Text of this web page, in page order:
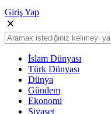
Giriş Yap
İslam Dünyası
Türk Dünyası
Dünya
Gündem
Ekonomi
Siyaset